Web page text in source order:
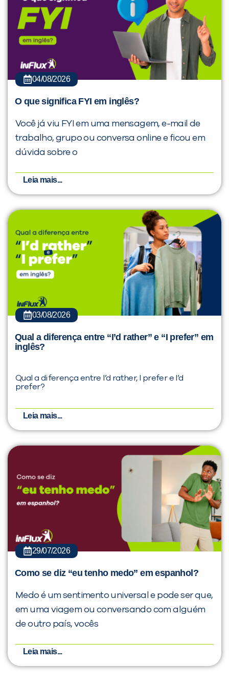
04/08/2026
O que significa FYI em inglês?
Você já viu FYI em uma mensagem, e-mail de
trabalho, grupo ou conversa online e ficou em
dúvida sobre o
Leia mais...
03/08/2026
Qual a diferença entre “I’d rather” e “I prefer” em
inglês?
Qual a diferença entre I’d rather, I prefer e I’d
prefer?
Leia mais...
29/07/2026
Como se diz “eu tenho medo” em espanhol?
Medo é um sentimento universal e pode ser que,
em uma viagem ou conversando com alguém
de outro país, vocês
Leia mais...